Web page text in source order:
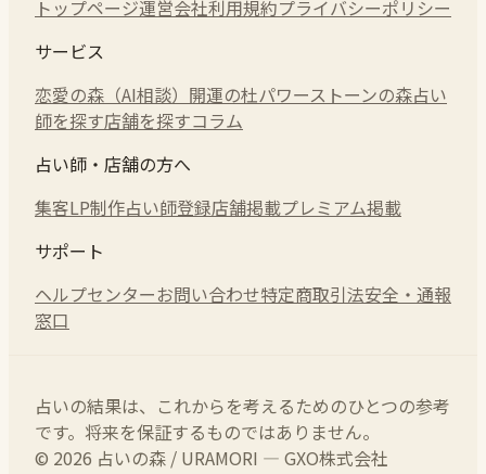
トップページ運営会社利用規約プライバシーポリシー
サービス
恋愛の森（AI相談） 開運の杜パワーストーンの森占い
師を探す店舗を探すコラム
占い師・店舗の方へ
集客LP制作占い師登録店舗掲載プレミアム掲載
サポート
ヘルプセンターお問い合わせ特定商取引法安全・通報
窓口
占いの結果は、これからを考えるためのひとつの参考
です。将来を保証するものではありません。
© 2026 占いの森 / URAMORI — GXO株式会社